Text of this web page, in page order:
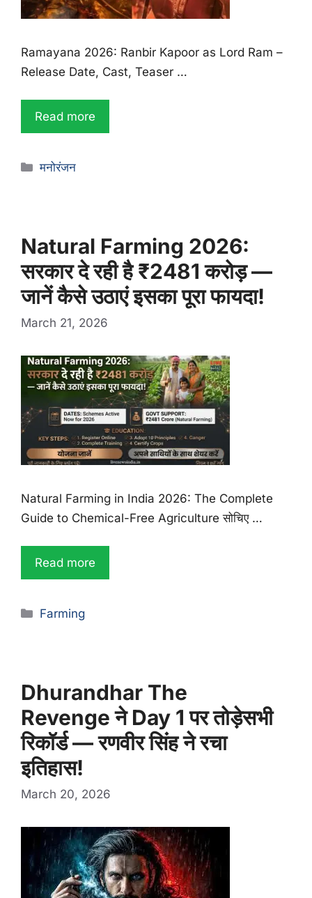
Ramayana 2026: Ranbir Kapoor as Lord Ram –
Release Date, Cast, Teaser …
Read more
मनोरंजन
Natural Farming 2026:
सरकार दे रही है ₹2481 करोड़ —
जानें कैसे उठाएं इसका पूरा फायदा!
March 21, 2026
Natural Farming in India 2026: The Complete
Guide to Chemical-Free Agriculture सोचिए …
Read more
Farming
Dhurandhar The
Revenge ने Day 1 पर तोड़ेसभी
रिकॉर्ड — रणवीर सिंह ने रचा
इतिहास!
March 20, 2026